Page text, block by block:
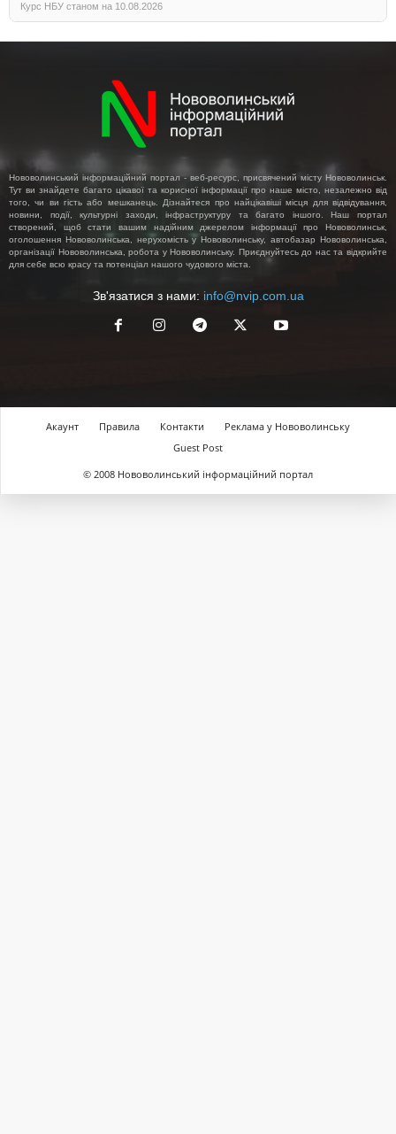
Курс НБУ станом на 10.08.2026
Нововолинський інформаційний портал - веб-ресурс, присвячений місту Нововолинськ.
Тут ви знайдете багато цікавої та корисної інформації про наше місто, незалежно від
того, чи ви гість або мешканець. Дізнайтеся про найцікавіші місця для відвідування,
новини, події, культурні заходи, інфраструктуру та багато іншого. Наш портал
створений, щоб стати вашим надійним джерелом інформації про Нововолинськ,
оголошення Нововолинська, нерухомість у Нововолинську, автобазар Нововолинська,
організації Нововолинська, робота у Нововолинську. Приєднуйтесь до нас та відкрийте
для себе всю красу та потенціал нашого чудового міста.
Зв'язатися з нами: info@nvip.com.ua
Акаунт Правила Контакти
Реклама у Нововолинську
Guest Post
© 2008 Нововолинський інформаційний портал